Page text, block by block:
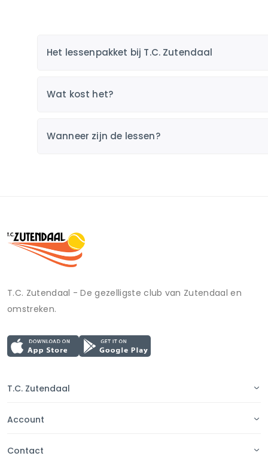
Het lessenpakket bij T.C. Zutendaal
Wat kost het?
Wanneer zijn de lessen?
T.C. Zutendaal - De gezelligste club van Zutendaal en
omstreken.
T.C. Zutendaal
Account
Contact